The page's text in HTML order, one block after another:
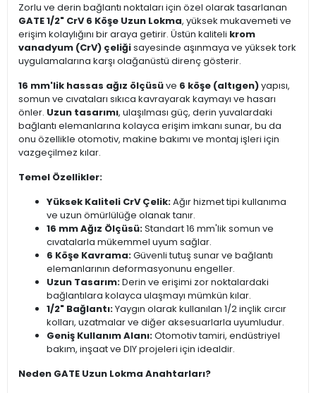
Zorlu ve derin bağlantı noktaları için özel olarak tasarlanan
GATE 1/2" CrV 6 Köşe Uzun Lokma, yüksek mukavemeti ve
erişim kolaylığını bir araya getirir. Üstün kaliteli krom
vanadyum (CrV) çeliğisayesinde aşınmaya ve yüksek tork
uygulamalarına karşı olağanüstü direnç gösterir.
16 mm'lik hassas ağız ölçüsüve 6 köşe (altıgen)yapısı,
somun ve cıvataları sıkıca kavrayarak kaymayı ve hasarı
önler. Uzun tasarımı, ulaşılması güç, derin yuvalardaki
bağlantı elemanlarına kolayca erişim imkanı sunar, bu da
onu özellikle otomotiv, makine bakımı ve montaj işleri için
vazgeçilmez kılar.
Temel Özellikler:
Yüksek Kaliteli CrV Çelik:Ağır hizmet tipi kullanıma
ve uzun ömürlülüğe olanak tanır.
16 mm Ağız Ölçüsü:Standart 16 mm'lik somun ve
cıvatalarla mükemmel uyum sağlar.
6 Köşe Kavrama:Güvenli tutuş sunar ve bağlantı
elemanlarının deformasyonunu engeller.
Uzun Tasarım:Derin ve erişimi zor noktalardaki
bağlantılara kolayca ulaşmayı mümkün kılar.
1/2" Bağlantı:Yaygın olarak kullanılan 1/2 inçlik cırcır
kolları, uzatmalar ve diğer aksesuarlarla uyumludur.
Geniş Kullanım Alanı:Otomotiv tamiri, endüstriyel
bakım, inşaat ve DIY projeleri için idealdir.
Neden GATE Uzun Lokma Anahtarları?